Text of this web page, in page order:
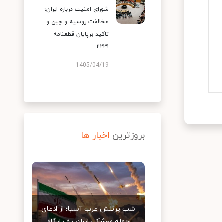
شورای امنیت درباره ایران؛
مخالفت روسیه و چین و
تاکید برپایان قطعنامه
۲۲۳۱
1405/04/19
بروزترین اخبار ها
شب پرتنش غرب آسیا؛ از ادعای